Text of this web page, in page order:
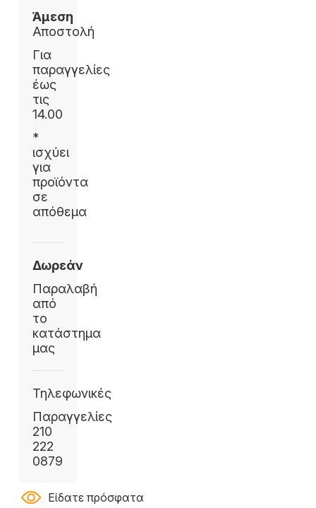
Άμεση
Αποστολή
Για
παραγγελίες
έως
τις
14.00
*
ισχύει
για
προϊόντα
σε
απόθεμα
Δωρεάν
Παραλαβή
από
το
κατάστημα
μας
Τηλεφωνικές
Παραγγελίες
210
222
0879
Είδατε πρόσφατα